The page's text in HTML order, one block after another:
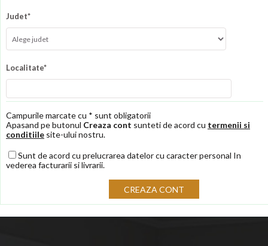
Judet*
Localitate*
Campurile marcate cu * sunt obligatorii
Apasand pe butonul Creaza cont sunteti de acord cu termenii si
conditiilesite-ului nostru.
Sunt de acord cu prelucrarea datelor cu caracter personal In
vederea facturarii si livrarii.